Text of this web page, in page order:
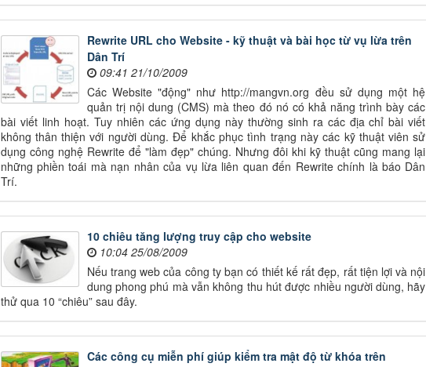
Rewrite URL cho Website - kỹ thuật và bài học từ vụ lừa trên
Dân Trí
09:41 21/10/2009
Các Website "động" như http://mangvn.org đều sử dụng một hệ
quản trị nội dung (CMS) mà theo đó nó có khả năng trình bày các
bài viết linh hoạt. Tuy nhiên các ứng dụng này thường sinh ra các địa chỉ bài viết
không thân thiện với người dùng. Để khắc phục tình trạng này các kỹ thuật viên sử
dụng công nghệ Rewrite để "làm đẹp" chúng. Nhưng đôi khi kỹ thuật cũng mang lại
những phiền toái mà nạn nhân của vụ lừa liên quan đến Rewrite chính là báo Dân
Trí.
10 chiêu tăng lượng truy cập cho website
10:04 25/08/2009
Nếu trang web của công ty bạn có thiết kế rất đẹp, rất tiện lợi và nội
dung phong phú mà vẫn không thu hút được nhiều người dùng, hãy
thử qua 10 “chiêu” sau đây.
Các công cụ miễn phí giúp kiểm tra mật độ từ khóa trên